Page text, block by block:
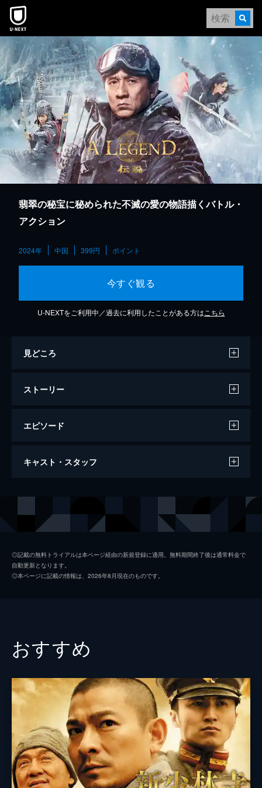
本文へスキップ
翡翠の秘宝に秘められた不滅の愛の物語描くバトル・
アクション
2024年 中国 399円 ポイント
今すぐ観る
U-NEXTをご利用中／過去に利用したことがある方は こちら
見どころ
ストーリー
エピソード
A LEGEND／伝説
キャスト・スタッフ
華峻／ワン・ジン チャン・イーシン
脚本
音楽 ネイサン・ワン
製作 バービー・タン
◎記載の無料トライアルは本ページ経由の新規登録に適用。無料期間終了後は通常料金で
自動更新となります。
◎本ページに記載の情報は、2026年8月現在のものです。
おすすめ